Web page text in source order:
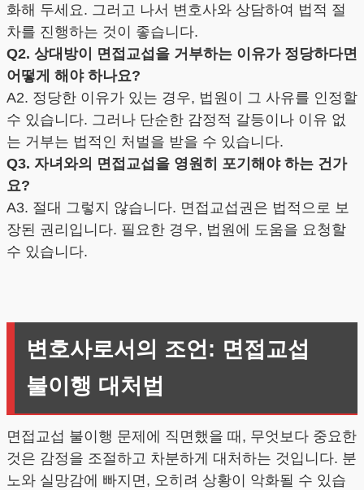
화해 두세요. 그러고 나서 변호사와 상담하여 법적 절
차를 진행하는 것이 좋습니다.
Q2. 상대방이 면접교섭을 거부하는 이유가 정당하다면
어떻게 해야 하나요?
A2. 정당한 이유가 있는 경우, 법원이 그 사유를 인정할
수 있습니다. 그러나 단순한 감정적 갈등이나 이유 없
는 거부는 법적인 처벌을 받을 수 있습니다.
Q3. 자녀와의 면접교섭을 영원히 포기해야 하는 건가
요?
A3. 절대 그렇지 않습니다. 면접교섭권은 법적으로 보
장된 권리입니다. 필요한 경우, 법원에 도움을 요청할
수 있습니다.
변호사로서의 조언: 면접교섭
불이행 대처법
면접교섭 불이행 문제에 직면했을 때, 무엇보다 중요한
것은 감정을 조절하고 차분하게 대처하는 것입니다. 분
노와 실망감에 빠지면, 오히려 상황이 악화될 수 있습